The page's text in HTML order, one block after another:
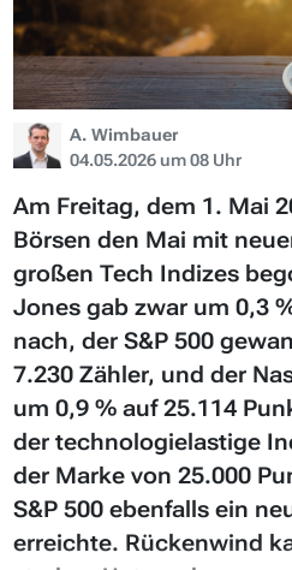
A. Wimbauer
04.05.2026 um 08 Uhr
Am Freitag, dem 1. Mai
Börsen den Mai mit
großen Tech Indizes
Jones gab zwar um 0,3
nach, der S&P 500
7.230 Zähler, und der
um 0,9 % auf 25.114
der technologielastige
der Marke von 25.000
S&P 500 ebenfalls ein
erreichte. Rückenwind